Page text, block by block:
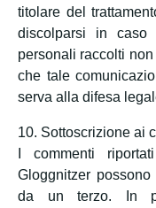
titolare del
discolparsi in
personali raccolti
che tale
serva alla difesa
10. Sottoscrizione ai
I commenti
Gloggnitzer
da un terzo. In